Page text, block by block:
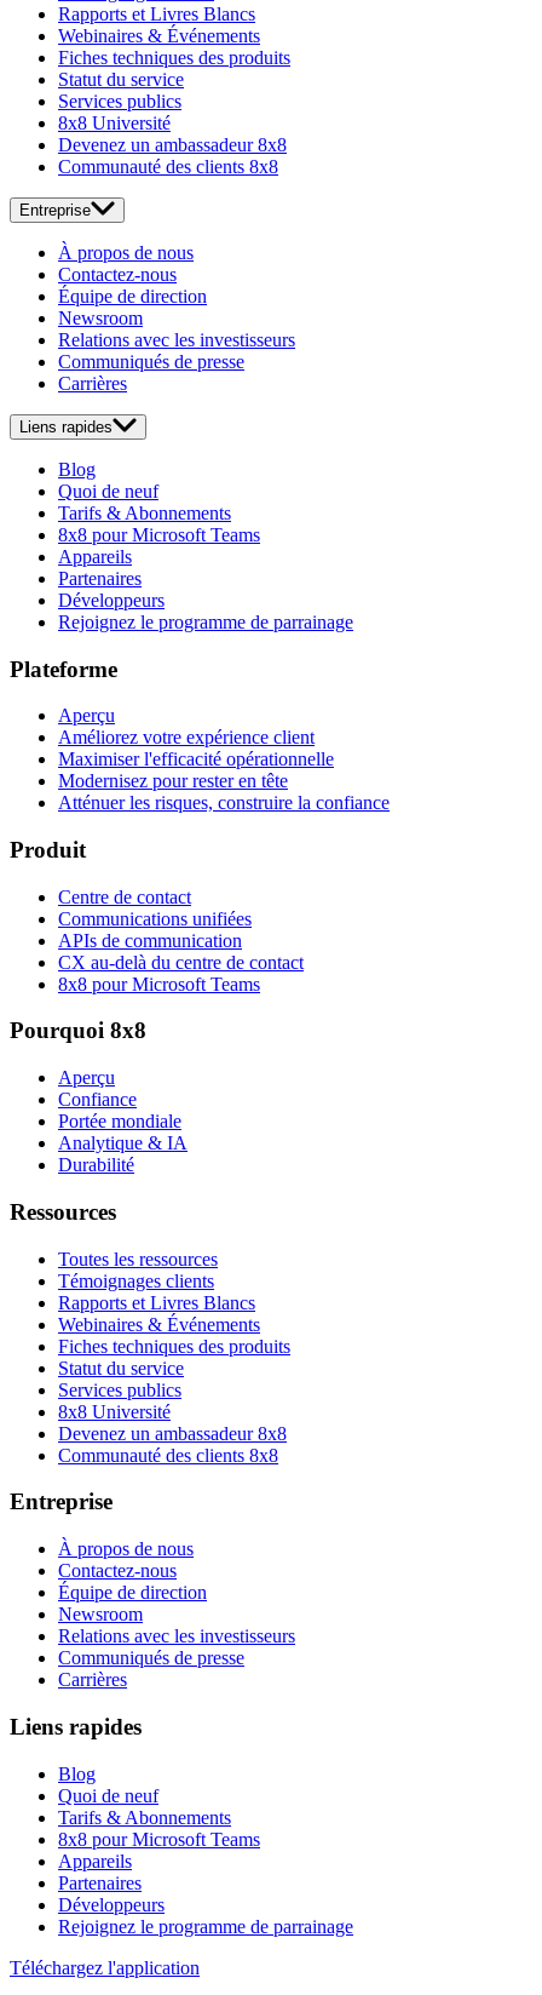
Rapports et Livres Blancs
Webinaires & Événements
Fiches techniques des produits
Statut du service
Services publics
8x8 Université
Devenez un ambassadeur 8x8
Communauté des clients 8x8
Entreprise
À propos de nous
Contactez-nous
Équipe de direction
Newsroom
Relations avec les investisseurs
Communiqués de presse
Carrières
Liens rapides
Blog
Quoi de neuf
Tarifs & Abonnements
8x8 pour Microsoft Teams
Appareils
Partenaires
Développeurs
Rejoignez le programme de parrainage
Plateforme
Aperçu
Améliorez votre expérience client
Maximiser l'efficacité opérationnelle
Modernisez pour rester en tête
Atténuer les risques, construire la confiance
Produit
Centre de contact
Communications unifiées
APIs de communication
CX au-delà du centre de contact
8x8 pour Microsoft Teams
Pourquoi 8x8
Aperçu
Confiance
Portée mondiale
Analytique & IA
Durabilité
Ressources
Toutes les ressources
Témoignages clients
Rapports et Livres Blancs
Webinaires & Événements
Fiches techniques des produits
Statut du service
Services publics
8x8 Université
Devenez un ambassadeur 8x8
Communauté des clients 8x8
Entreprise
À propos de nous
Contactez-nous
Équipe de direction
Newsroom
Relations avec les investisseurs
Communiqués de presse
Carrières
Liens rapides
Blog
Quoi de neuf
Tarifs & Abonnements
8x8 pour Microsoft Teams
Appareils
Partenaires
Développeurs
Rejoignez le programme de parrainage
Téléchargez l'application